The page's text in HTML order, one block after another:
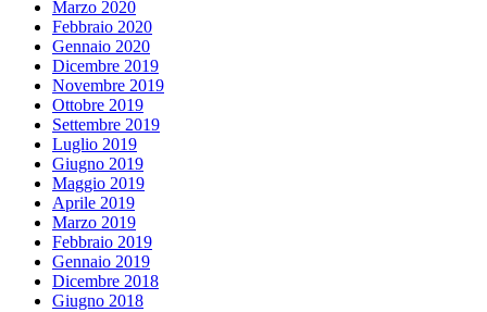
Marzo 2020
Febbraio 2020
Gennaio 2020
Dicembre 2019
Novembre 2019
Ottobre 2019
Settembre 2019
Luglio 2019
Giugno 2019
Maggio 2019
Aprile 2019
Marzo 2019
Febbraio 2019
Gennaio 2019
Dicembre 2018
Giugno 2018